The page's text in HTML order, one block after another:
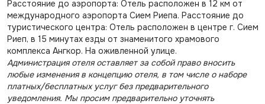
Расстояние до аэропорта: Отель расположен в 12 км от
международного аэропорта Сием Риепа. Расстояние до
туристического центра: Отель расположен в центре г. Сием
Риеп, в 15 минутах езды от знаменитого храмового
комплекса Ангкор. На оживленной улице.
Администрация отеля оставляет за собой право вносить
любые изменения в концепцию отеля, в том числе о наборе
платных/бесплатных услуг без предварительного
уведомления. Мы просим предварительно уточнять